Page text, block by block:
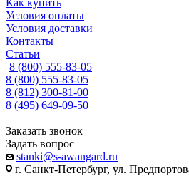
Как купить
Условия оплаты
Условия доставки
Контакты
Статьи
8 (800) 555-83-05
8 (800) 555-83-05
8 (812) 300-81-00
8 (495) 649-09-50
Заказать звонок
Задать вопрос
stanki@s-awangard.ru
г. Санкт-Петербург, ул.